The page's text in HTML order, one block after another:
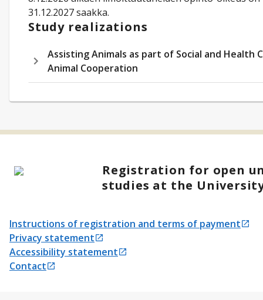
31.12.2027 saakka.
Study realizations
Assisting Animals as part of Social and Health
Animal Cooperation
Registration for open
studies at the
Instructions of registration and terms of payment
Opens in a new tab
Privacy statement
Opens in a new tab
Accessibility statement
Opens in a new tab
Contact
Opens in a new tab